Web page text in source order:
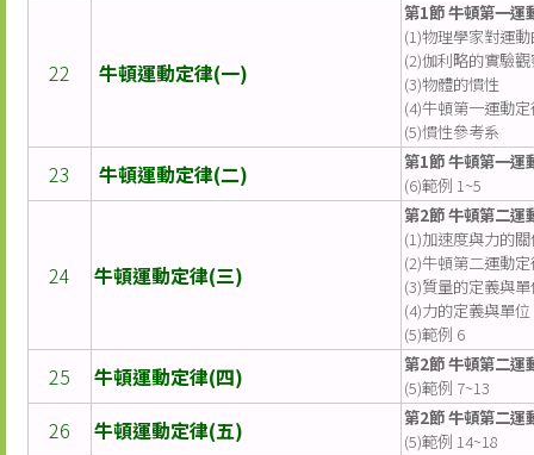
22 牛頓運動定律(一)
第1節 牛頓第一運
(1)物理學家對運
(2)伽利略的實驗
(3)物體的慣性
(4)牛頓第一運動
(5)慣性參考系
23 牛頓運動定律(二)
第1節 牛頓第一運
(6)範例 1~5
24 牛頓運動定律(三)
第2節 牛頓第二運
(1)加速度與力的
(2)牛頓第二運動
(3)質量的定義與
(4)力的定義與單位
(5)範例 6
25 牛頓運動定律(四)
第2節 牛頓第二運
(5)範例 7~13
26 牛頓運動定律(五)
第2節 牛頓第二運
(5)範例 14~18